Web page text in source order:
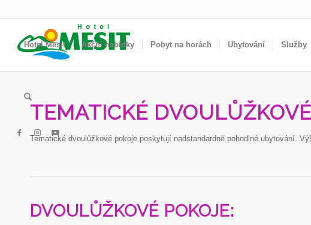
Hotel Mesit Akční nabídky Pobyt na horách Ubytování Služby
TEMATICKÉ
Tematické dvoulůžkové pokoje poskytují nadstandardně pohodlné ubytování.
DVOULŮŽKOVÉ POKOJE: